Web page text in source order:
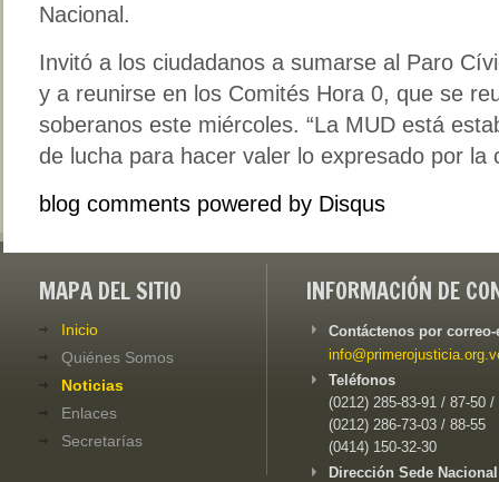
Nacional.
Invitó a los ciudadanos a sumarse al Paro
y a reunirse en los Comités Hora 0, que se
soberanos este miércoles. “La MUD está
de lucha para hacer valer lo expresado por la
blog comments powered by Disqus
MAPA DEL SITIO
Inicio
Quiénes Somos
Noticias
Enlaces
Secretarías
INFORMACIÓN DE
Contáctenos por
Teléfonos
(0212) 285-83-91 / 87-50 /
(0212) 286-73-03 / 88-55
(0414) 150-32-30
Dirección Sede